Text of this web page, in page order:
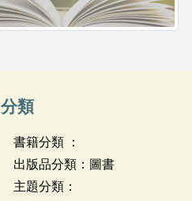
分類
書籍分類 ：
出版品分類：圖書
主題分類：